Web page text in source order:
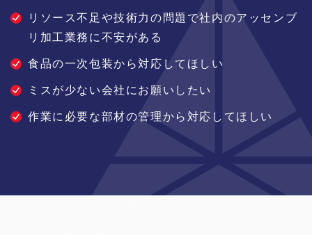
リソース不足や技術力の問題で社内のアッセンブ
リ加工業務に不安がある
食品の一次包装から対応してほしい
ミスが少ない会社にお願いしたい
作業に必要な部材の管理から対応してほしい